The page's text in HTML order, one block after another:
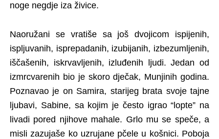
noge negdje iza živice.
Naoružani se vratiše sa još dvojicom ispijenih,
ispljuvanih, isprepadanih, izubijanih, izbezumljenih,
iščašenih, iskrvavljenih, izluđenih ljudi. Jedan od
izmrcvarenih bio je skoro dječak, Munjinih godina.
Poznavao je on Samira, starijeg brata svoje tajne
ljubavi, Sabine, sa kojim je često igrao “lopte” na
livadi pored njihove mahale. Grlo mu se speče, a
misli zazujaše ko uzrujane pčele u košnici. Poboja